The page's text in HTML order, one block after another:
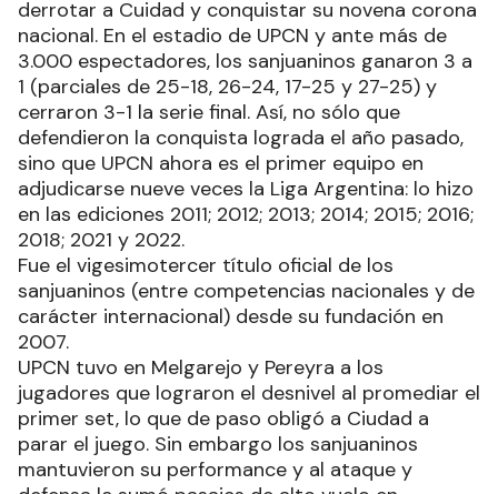
derrotar a Cuidad y conquistar su novena corona
nacional. En el estadio de UPCN y ante más de
3.000 espectadores, los sanjuaninos ganaron 3 a
1 (parciales de 25-18, 26-24, 17-25 y 27-25) y
cerraron 3-1 la serie final. Así, no sólo que
defendieron la conquista lograda el año pasado,
sino que UPCN ahora es el primer equipo en
adjudicarse nueve veces la Liga Argentina: lo hizo
en las ediciones 2011; 2012; 2013; 2014; 2015; 2016;
2018; 2021 y 2022.
Fue el vigesimotercer título oficial de los
sanjuaninos (entre competencias nacionales y de
carácter internacional) desde su fundación en
2007.
UPCN tuvo en Melgarejo y Pereyra a los
jugadores que lograron el desnivel al promediar el
primer set, lo que de paso obligó a Ciudad a
parar el juego. Sin embargo los sanjuaninos
mantuvieron su performance y al ataque y